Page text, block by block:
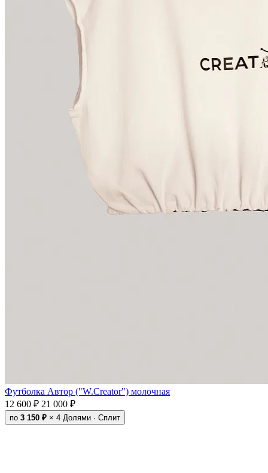
Футболка Автор ("W.Creator") молочная
12 600 ₽ 21 000 ₽
по 3 150 ₽ × 4 Долями · Сплит